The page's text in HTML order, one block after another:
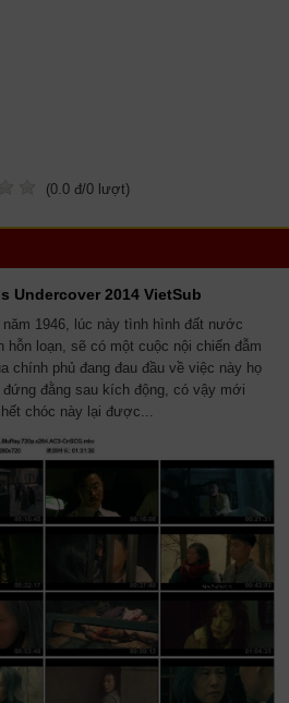
(0.0 đ/0 lượt)
Undercover 2014 VietSub
1946, lúc này tình hình đất nước
hỗn loạn, sẽ có một cuộc nội chiến đẫm
chính phủ đang đau đầu về việc này họ
đằng sau kích động, có vậy mới
chóc này lại được...